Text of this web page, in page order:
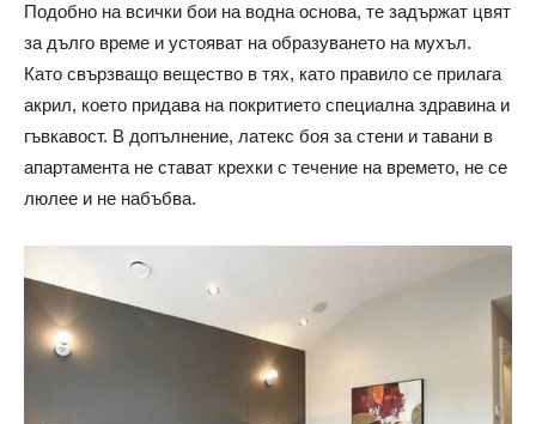
Подобно на всички бои на водна основа, те задържат цвят
за дълго време и устояват на образуването на мухъл.
Като свързващо вещество в тях, като правило се прилага
акрил, което придава на покритието специална здравина и
гъвкавост. В допълнение, латекс боя за стени и тавани в
апартамента не стават крехки с течение на времето, не се
люлее и не набъбва.